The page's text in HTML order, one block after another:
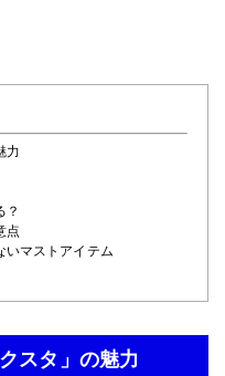
力
？
点
マストアイテム
スタ」の魅力